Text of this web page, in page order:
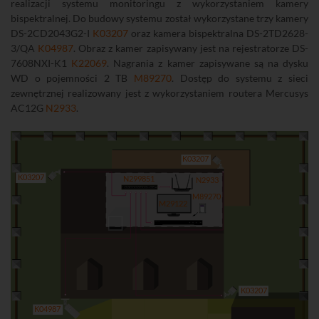
realizacji systemu monitoringu z wykorzystaniem kamery
bispektralnej. Do budowy systemu został wykorzystane trzy kamery
DS-2CD2043G2-I K03207 oraz kamera bispektralna DS-2TD2628-
3/QA K04987. Obraz z kamer zapisywany jest na rejestratorze DS-
7608NXI-K1 K22069. Nagrania z kamer zapisywane są na dysku
WD o pojemności 2 TB M89270. Dostęp do systemu z sieci
zewnętrznej realizowany jest z wykorzystaniem routera Mercusys
AC12G N2933.
N299851
K03207
K03207
K03207
K04987
M29122
M89270
N2933